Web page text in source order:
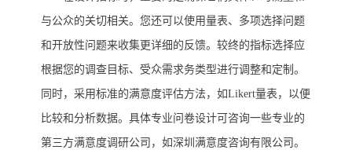
与公众的关切相关。您还可以使用量表、多项选择问题
和开放性问题来收集更详细的反馈。较终的指标选择应
根据您的调查目标、受众需求务类型进行调整和定制。
同时，采用标准的满意度评估方法，如Likert量表，以便
比较和分析数据。 具体专业问卷设计可咨询一些专业的
第三方满意度调研公司 ， 如深圳满意度咨询有限公司。